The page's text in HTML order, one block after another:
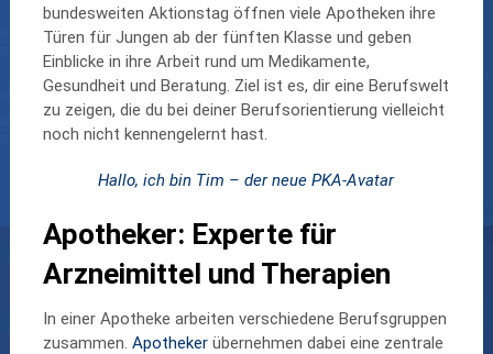
bundesweiten Aktionstag öffnen viele Apotheken ihre
Türen für Jungen ab der fünften Klasse und geben
Einblicke in ihre Arbeit rund um Medikamente,
Gesundheit und Beratung. Ziel ist es, dir eine Berufswelt
zu zeigen, die du bei deiner Berufsorientierung vielleicht
noch nicht kennengelernt hast.
Hallo, ich bin Tim – der neue PKA-Avatar
Apotheker: Experte für
Arzneimittel und Therapien
In einer Apotheke arbeiten verschiedene Berufsgruppen
zusammen. Apothekerübernehmen dabei eine zentrale